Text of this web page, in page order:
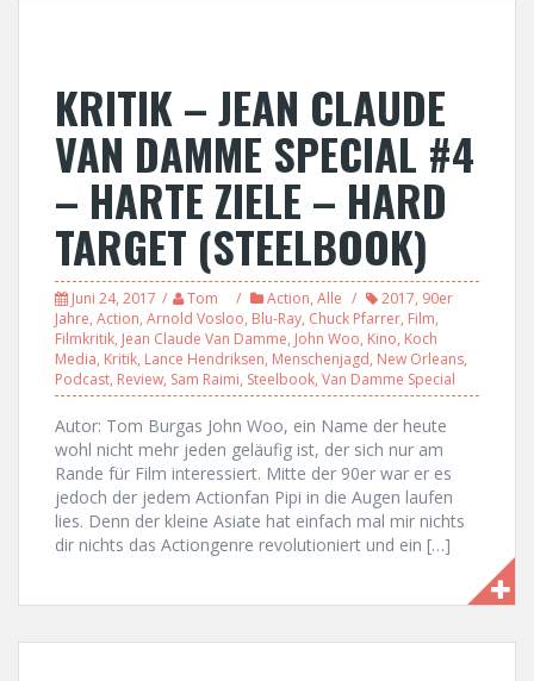
KRITIK – JEAN CLAUDE
VAN DAMME SPECIAL #4
– HARTE ZIELE – HARD
TARGET (STEELBOOK)
Juni 24, 2017 Tom Action, Alle 2017, 90er
Jahre, Action, Arnold Vosloo, Blu-Ray, Chuck Pfarrer, Film,
Filmkritik, Jean Claude Van Damme, John Woo, Kino, Koch
Media, Kritik, Lance Hendriksen, Menschenjagd, New Orleans,
Podcast, Review, Sam Raimi, Steelbook, Van Damme Special
Autor: Tom Burgas John Woo, ein Name der heute
wohl nicht mehr jeden geläufig ist, der sich nur am
Rande für Film interessiert. Mitte der 90er war er es
jedoch der jedem Actionfan Pipi in die Augen laufen
lies. Denn der kleine Asiate hat einfach mal mir nichts
dir nichts das Actiongenre revolutioniert und ein […]